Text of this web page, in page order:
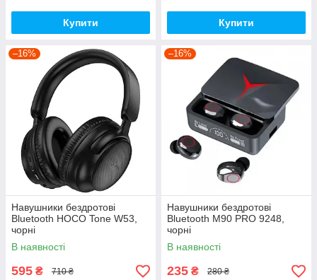
Купити Купити
–16%
Навушники бездротові
Bluetooth HOCO Tone W53,
чорні
В наявності
595 ₴ 710 ₴
–16%
Навушники бездротові
Bluetooth M90 PRO 9248,
чорні
В наявності
235 ₴ 280 ₴